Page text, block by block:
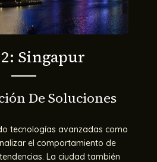
Singapur
De Soluciones
tecnologías avanzadas como
el comportamiento de
La ciudad también